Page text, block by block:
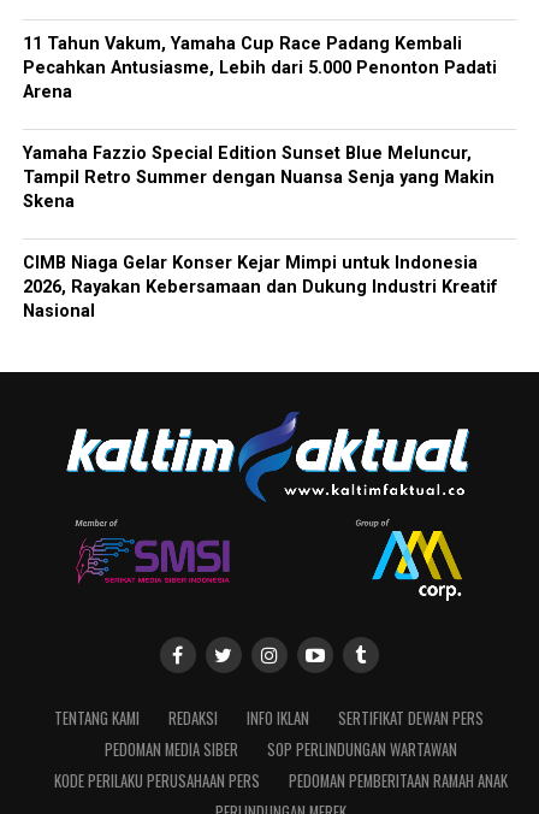
11 Tahun Vakum, Yamaha Cup Race Padang Kembali
Pecahkan Antusiasme, Lebih dari 5.000 Penonton Padati
Arena
Yamaha Fazzio Special Edition Sunset Blue Meluncur,
Tampil Retro Summer dengan Nuansa Senja yang Makin
Skena
CIMB Niaga Gelar Konser Kejar Mimpi untuk Indonesia
2026, Rayakan Kebersamaan dan Dukung Industri Kreatif
Nasional
TENTANG KAMI REDAKSI INFO IKLAN
SERTIFIKAT DEWAN PERS
PEDOMAN MEDIA SIBER
SOP PERLINDUNGAN WARTAWAN
KODE PERILAKU PERUSAHAAN PERS
PEDOMAN PEMBERITAAN RAMAH ANAK